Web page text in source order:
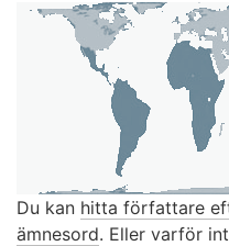
Du kan hitta författare
ämnesord. Eller varför